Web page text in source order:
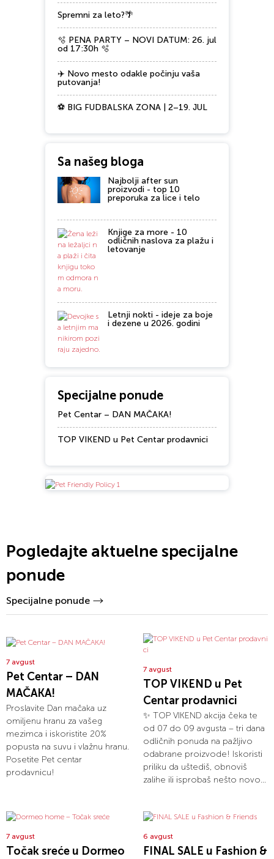
Spremni za leto?🌴
🫧 PENA PARTY – NOVI DATUM: 26. jul
od 17:30h 🫧
✈️ Novo mesto odakle počinju vaša
putovanja!
⚽ BIG FUDBALSKA ZONA | 2–19. JUL
Sa našeg bloga
Najbolji after sun
proizvodi - top 10
preporuka za lice i telo
Knjige za more - 10
odličnih naslova za plažu i
letovanje
Letnji nokti - ideje za boje
i dezene u 2026. godini
Specijalne ponude
Pet Centar – DAN MAČAKA!
TOP VIKEND u Pet Centar prodavnici
Pogledajte aktuelne specijalne
ponude
Specijalne ponude
7 avgust
Pet Centar – DAN
MAČAKA!
Proslavite Dan mačaka uz
omiljenu hranu za vašeg
mezimca i iskoristite 20%
popusta na suvu i vlažnu hranu.
Posetite Pet centar
prodavnicu!
7 avgust
TOP VIKEND u Pet
Centar prodavnici
✨ TOP VIKEND akcija čeka te
od 07 do 09 avgusta – tri dana
odličnih ponuda na pažljivo
odabrane proizvode! Iskoristi
priliku da uštediš, obnoviš
zalihe ili isprobaš nešto novo...
7 avgust
Točak sreće u Dormeo
6 avgust
FINAL SALE u Fashion &